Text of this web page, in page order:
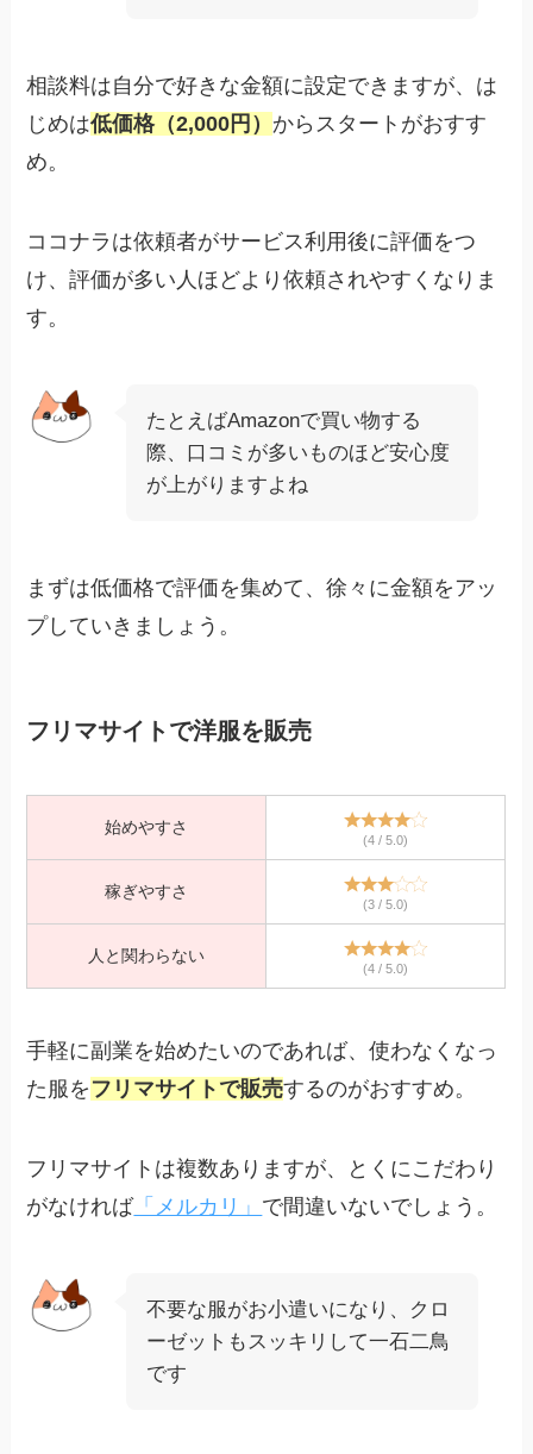
相談料は自分で好きな金額に設定できますが、は
じめは低価格（2,000円） からスタートがおすす
め。
ココナラは依頼者がサービス利用後に評価をつ
け、評価が多い人ほどより依頼されやすくなりま
す。
たとえばAmazonで買い物する
際、口コミが多いものほど安心度
が上がりますよね
まずは低価格で評価を集めて、徐々に金額をアッ
プしていきましょう。
フリマサイトで洋服を販売
始めやすさ
(4 / 5.0)
稼ぎやすさ
(3 / 5.0)
人と関わらない
(4 / 5.0)
手軽に副業を始めたいのであれば、使わなくなっ
た服を フリマサイトで販売するのがおすすめ。
フリマサイトは複数ありますが、とくにこだわり
がなければ「メルカリ」 で間違いないでしょう。
不要な服がお小遣いになり、クロ
ーゼットもスッキリして一石二鳥
です